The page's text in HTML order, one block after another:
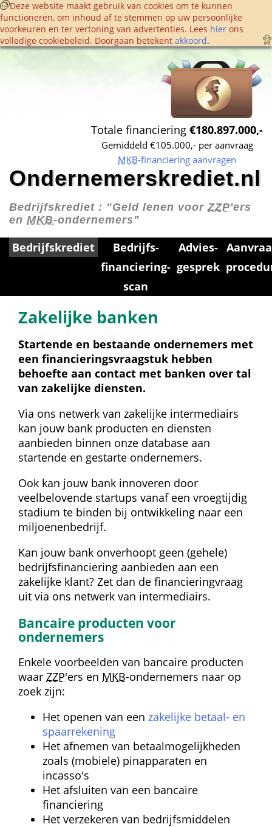
Deze website maakt gebruik van cookies om te kunnen
functioneren, om inhoud af te stemmen op uw persoonlijke
voorkeuren en ter vertoning van advertenties. Lees hier ons
volledige cookie­beleid. Doorgaan betekent akkoord.
Totale financiering €180.897.000,-
Gemiddeld €105.000,- per aanvraag
MKB-financiering aanvragen
Ondernemerskrediet.nl
Bedrijfskrediet : "Geld lenen voor ZZP'ers
en MKB-ondernemers"
Bedrijfskrediet
Bedrijfs­
financiering­
scan
Advies­
gesprek
Zakelijke banken
Startende en bestaande ondernemers met
een financierings­vraagstuk hebben
behoefte aan contact met banken over tal
van zakelijke diensten.
Via ons netwerk van zakelijke intermediairs
kan jouw bank producten en diensten
aanbieden binnen onze database aan
startende en gestarte ondernemers.
Ook kan jouw bank innoveren door
veelbelovende startups vanaf een vroegtijdig
stadium te binden bij ontwikkeling naar een
miljoenenbedrijf.
Kan jouw bank onverhoopt geen (gehele)
bedrijfs­financiering aanbieden aan een
zakelijke klant? Zet dan de financieringvraag
uit via ons netwerk van intermediairs.
Bancaire producten voor
ondernemers
Enkele voorbeelden van bancaire producten
waar ZZP'ers en MKB-ondernemers naar op
zoek zijn:
Het openen van een zakelijke betaal- en
spaarrekening
Het afnemen van betaalmogelijkheden
zoals (mobiele) pinapparaten en
incasso's
Het afsluiten van een bancaire
financiering
Het verzekeren van bedrijfsmiddelen